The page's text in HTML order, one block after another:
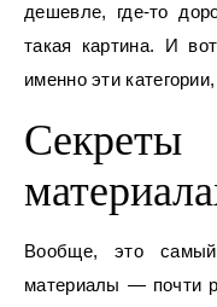
дешевле, где-то
такая картина. И
именно эти
Вообще, это
материалы — почти